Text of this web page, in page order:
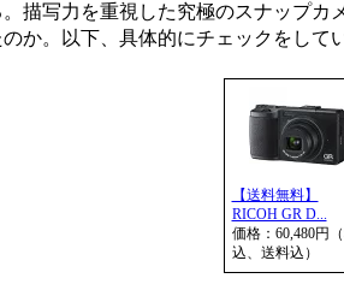
描写力を重視した究極のスナップカ
か。以下、具体的にチェックをして
【送料無料】
RICOH GR D...
価格：60,480円
込、送料込）